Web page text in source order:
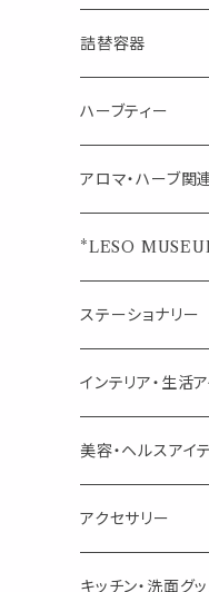
Mask&Pillow
ハーブティー
シングル
ブレンド
箱入りアソート
キャンディー
シーリングワック
ペーパークリップ
ウェルカムボード
席札クリップ
プチギフト
詰替容器
ロールオンボトル
スプレーボトル
スポイトボトル
精油用ボトル
ポンプ式ボトル
リップ容器
スクリュー容器
チューブ
ハーブティー
ブレンド
ジュエル オブ ビュー
美人さんのハーブティ
シングル
アロマ・ハーブ関
エッセンシャルオ
シングル
ブレンド
クラフト器材・道具
キャリアオイル・ワッ
道具
お香・サシェ・キャ
線香
サシェ・香り袋
ディフューザー
アロマオイルウォーマ
アロマストーン
*LESO
ステーショナリー
デザインクリップ
記号（ハート,星,etc）
音楽・楽器
ページオープナー
ポストカード・メ
フック・マグネット
インテリア・生活
オブジェ
キャンドル・お香
ウォールアイテム
美容・ヘルスアイ
アクセサリー
ブローチ・ピンバ
キッチン・洗面グ